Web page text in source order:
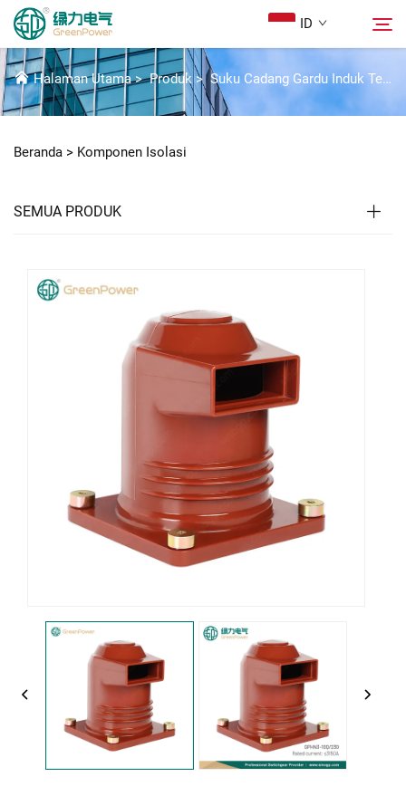
ID
Produk
Tentang Kami
Solusi
KOMPONEN ISOLASI
Halaman Utama>Produk >Suku Cadang Gardu Induk Tegangan Tinggi
Beranda > Komponen Isolasi
SEMUA PRODUK